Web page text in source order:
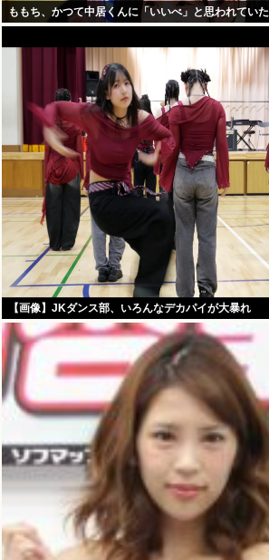
ももち、かつて中居くんに「いいべ」と思われていた
【画像】JKダンス部、いろんなデカパイが大暴れ